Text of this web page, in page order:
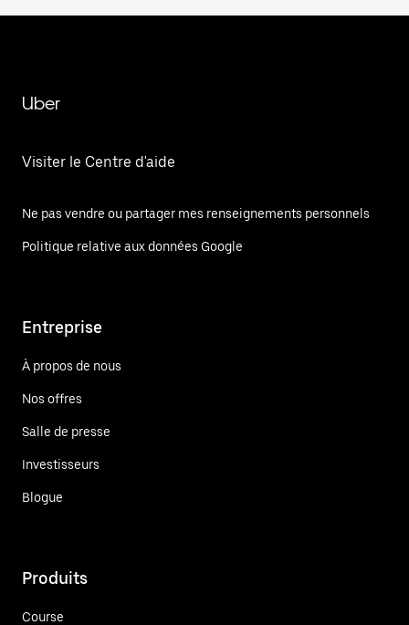
Uber
Visiter le Centre d'aide
Ne pas vendre ou partager mes renseignements personnels
Politique relative aux données Google
Entreprise
À propos de nous
Nos offres
Salle de presse
Investisseurs
Blogue
Produits
Course